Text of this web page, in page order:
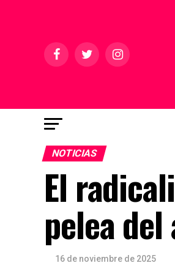
NOTICIAS
El
pelea
16 de noviembre de 2025